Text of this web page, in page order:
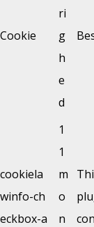
Cookie
ri
g
h
e
d
cookiela
winfo-ch
eckbox-a
1
1
m
o
n